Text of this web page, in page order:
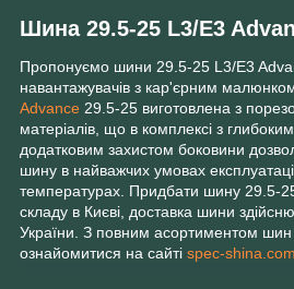
Шина 29.5-25 L3/E3
Пропонуємо шини 29.5-25 L3/E3
навантажувачів з кар'єрним
Advance 29.5-25 виготовлена з
матеріалів, що в комплексі з
додатковим захистом боковини
шину в найважчих умовах
температурах. Придбати шину 29.5-
складу в Києві, доставка шини
України. З повним асортиментом
ознайомитися на сайті spec-shina.com